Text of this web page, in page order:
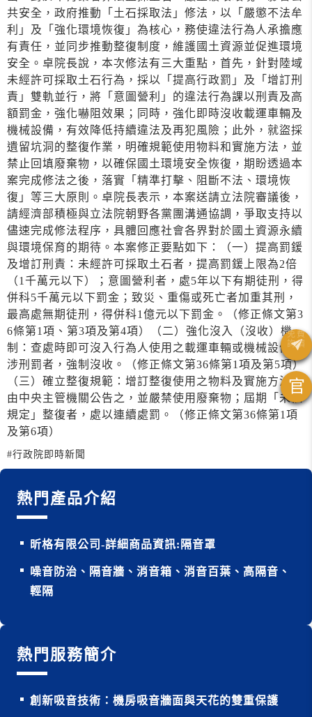
共安全，政府推動「土石採取法」修法，以「嚴懲不法牟
利」及「強化環境恢復」為核心，務使違法行為人承擔應
有責任，並同步推動整復制度，維護國土資源並促進環境
安全。卓院長說，本次修法有三大重點，首先，針對陸域
未經許可採取土石行為，採以「提高行政罰」及「增訂刑
責」雙軌並行，將「意圖營利」的違法行為課以刑責及高
額罰金，強化嚇阻效果；同時，強化即時沒收載運車輛及
機械設備，有效降低持續違法及再犯風險；此外，就盜採
遺留坑洞的整復作業，明確規範使用物料和實施方法，並
禁止回填廢棄物，以確保國土環境安全恢復，期盼透過本
案完成修法之後，落實「精準打擊、阻斷不法、環境恢
復」等三大原則。卓院長表示，本案送請立法院審議後，
請經濟部積極與立法院朝野各黨團溝通協調，爭取支持以
儘速完成修法程序，具體回應社會各界對於國土資源永續
與環境保育的期待。本案修正要點如下：（一）提高罰鍰
及增訂刑責：未經許可採取土石者，提高罰鍰上限為2倍
（1千萬元以下）；意圖營利者，處5年以下有期徒刑，得
併科5千萬元以下罰金；致災、重傷或死亡者加重其刑，
最高處無期徒刑，得併科1億元以下罰金。（修正條文第3
6條第1項、第3項及第4項）（二）強化沒入（沒收）機
制：查處時即可沒入行為人使用之載運車輛或機械設備；
涉刑罰者，強制沒收。（修正條文第36條第1項及第5項）
（三）確立整復規範：增訂整復使用之物料及實施方法，
由中央主管機關公告之，並嚴禁使用廢棄物；屆期「未依
規定」整復者，處以連續處罰。（修正條文第36條第1項
及第6項）
#行政院即時新聞
熱門產品介紹
昕格有限公司-詳細商品資訊:隔音罩
噪音防治、隔音牆、消音箱、消音百葉、高隔音、
輕隔
熱門服務簡介
創新吸音技術：機房吸音牆面與天花的雙重保護
官